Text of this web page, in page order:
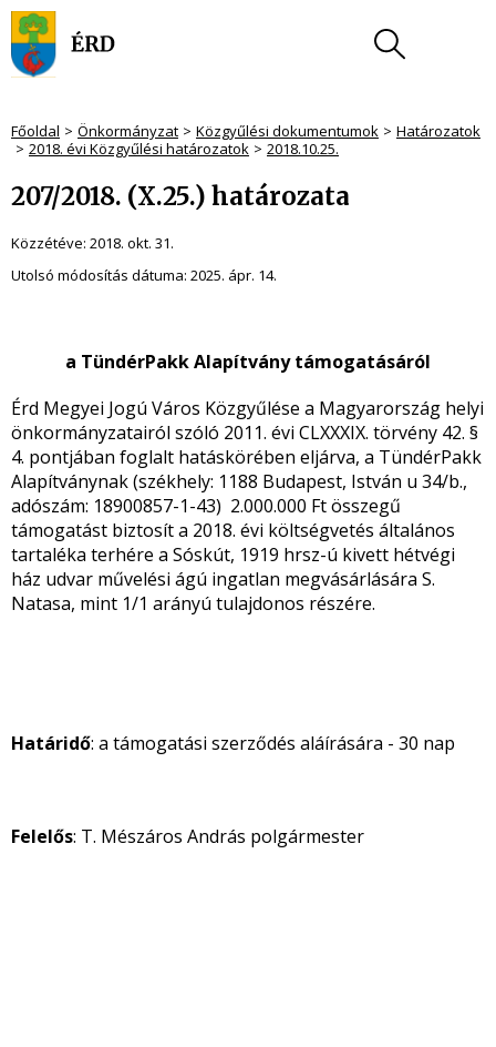
Főoldal Önkormányzat Közgyűlési dokumentumok
Határozatok
2018. évi Közgyűlési határozatok
2018.10.25.
207/2018. (X.25.) határozata
Közzétéve: 2018. okt. 31.
Utolsó módosítás dátuma: 2025. ápr. 14.
a TündérPakk Alapítvány támogatásáról
Érd Megyei Jogú Város Közgyűlése a Magyarország helyi
önkormányzatairól szóló 2011. évi CLXXXIX. törvény 42. §
4. pontjában foglalt hatáskörében eljárva, a TündérPakk
Alapítványnak (székhely: 1188 Budapest, István u 34/b.,
adószám: 18900857-1-43) 2.000.000 Ft összegű
támogatást biztosít a 2018. évi költségvetés általános
tartaléka terhére a Sóskút, 1919 hrsz-ú kivett hétvégi
ház udvar művelési ágú ingatlan megvásárlására S.
Natasa, mint 1/1 arányú tulajdonos részére.
Határidő: a támogatási szerződés aláírására - 30 nap
Felelős: T. Mészáros András polgármester